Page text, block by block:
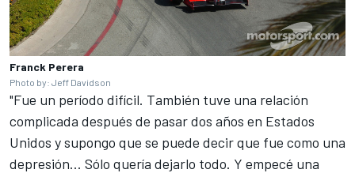
Franck Perera
Photo by: Jeff Davidson
"Fue un período difícil. También tuve una relación
complicada después de pasar dos años en Estados
Unidos y supongo que se puede decir que fue como una
depresión... Sólo quería dejarlo todo. Y empecé una